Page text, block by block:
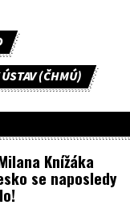
(ČHMÚ)
Knížáka
se naposledy